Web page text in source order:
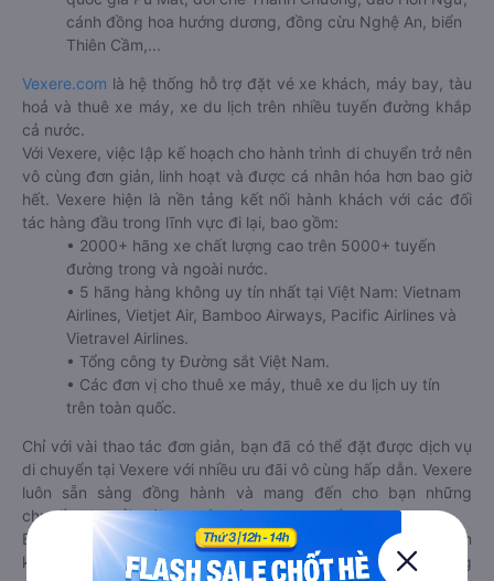
cánh đồng hoa hướng dương, đồng cừu Nghệ An, biển
Thiên Cầm,...
Vexere.com là hệ thống hỗ trợ đặt vé xe khách, máy bay, tàu
hoả và thuê xe máy, xe du lịch trên nhiều tuyến đường khắp
cả nước.
Với Vexere, việc lập kế hoạch cho hành trình di chuyển trở nên
vô cùng đơn giản, linh hoạt và được cá nhân hóa hơn bao giờ
hết. Vexere hiện là nền tảng kết nối hành khách với các đối
tác hàng đầu trong lĩnh vực đi lại, bao gồm:
• 2000+ hãng xe chất lượng cao trên 5000+ tuyến
đường trong và ngoài nước.
• 5 hãng hàng không uy tín nhất tại Việt Nam: Vietnam
Airlines, Vietjet Air, Bamboo Airways, Pacific Airlines và
Vietravel Airlines.
• Tổng công ty Đường sắt Việt Nam.
• Các đơn vị cho thuê xe máy, thuê xe du lịch uy tín
trên toàn quốc.
Chỉ với vài thao tác đơn giản, bạn đã có thể đặt được dịch vụ
di chuyển tại Vexere với nhiều ưu đãi vô cùng hấp dẫn. Vexere
luôn sẵn sàng đồng hành và mang đến cho bạn những
chuyến đi thoải mái, an toàn và trọn vẹn nhất.
Bên cạnh đó, bạn có thể tham khảo thêm các phương tiện
khác tại
Goyolo.com cho chuyến đi sắp tới. Goyolo là nền tảng